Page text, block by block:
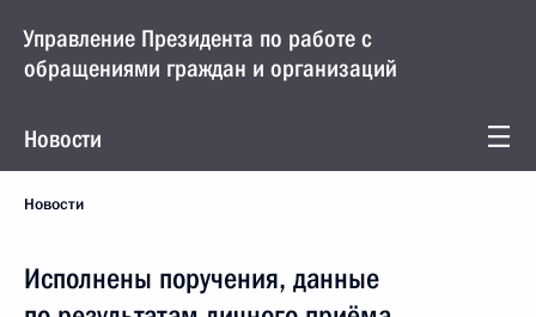
Управление Президента по работе с
обращениями граждан и организаций
Новости
Новости
Исполнены поручения, данные